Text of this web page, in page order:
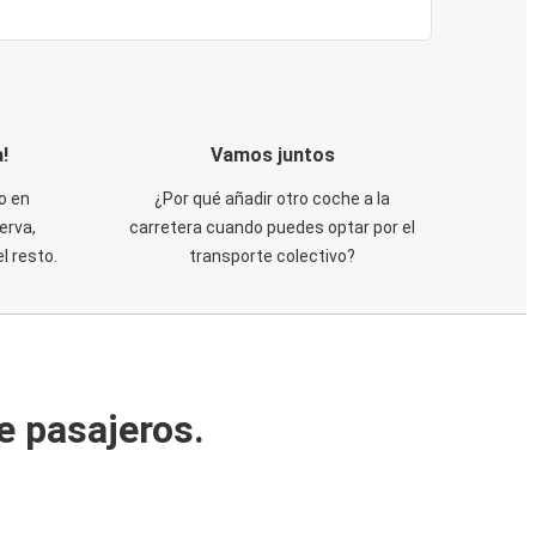
en
resto.
Vamos juntos
¿Por qué añadir otro coche a la
carretera cuando puedes optar por el
transporte colectivo?
pasajeros.